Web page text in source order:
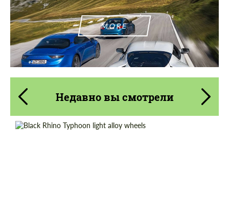
MORE
Недавно вы смотрели